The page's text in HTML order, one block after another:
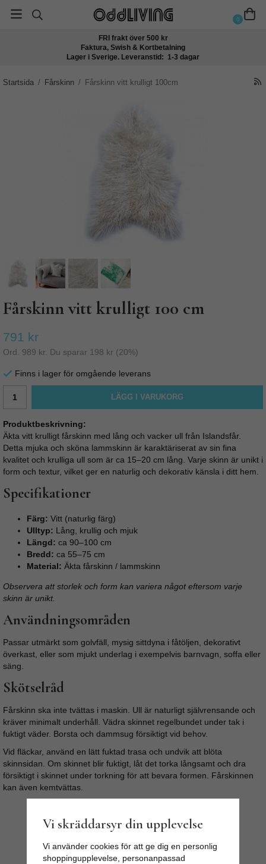
0
FRI frakt över 500 kr
Faktura, Swish & Kortbetalning
Lager i Sverige. Leveranstid: 1-3 dagar
Startsida / Fårskinn / Fårskinn vitt krulligt 100cm
Fårskinn vitt krulligt 100 cm
791 kr
Ord. 989 kr . Du sparar 198 kr (20%)
Finns i lager för omgående leverans
LÄGG I VARUKORG
Produktbeskrivning:
Äkta vitt krulligt fårskinn med lång och vacker ull från Islandsfår.
Detta mjuka och sköna lammskinn är karaktäriserat av sin fina
kvalitet och krulliga ull som är ca 15–20 cm lång. Varje skinn är unikt i
form och textur, vilket ger en naturlig och dekorativ känsla i ditt hem.
Specifikationer
Färg: Vitt (naturlig färg)
Ulltyp: Lång, krullig och mjuk
Längd: ca 90–100 cm
Bredd: ca 55–75 cm
Material: Äkta fårskinn / lammskinn
Observera att storlek och form kan variera något eftersom varje
skinn är unikt.
Användningsområden
Passar utmärkt som golvfäll, mysig sittdyna i fåtöljen, dekorativt
överkast, eller som mjukt underlag i exempelvis barnvagn, soffa eller
säng.
Skötselråd
Fårskinn ska inte tvättas i maskin. Ull är naturligt självrensande och
kräver minimalt underhåll. Vädra skinnet regelbundet under tak i
fuktigt väder. Borsta och dammsug försiktigt vid behov.
Vid fläckar, använd en lätt fuktad trasa och undvik att blöta
skinnsidan. Om skinnet blir fuktigt, låt det torka långsamt och dra
försiktigt i skinnet under torkning för att bevara formen. Fårskinnen
kan även kemtvättas.
Vi skräddarsyr din upplevelse
Vi använder cookies för att ge dig en personlig
shoppingupplevelse, personanpassad